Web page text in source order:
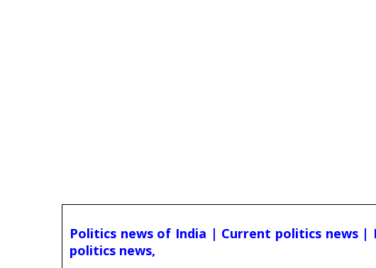
Politics news of India | Current politics news
politics news,